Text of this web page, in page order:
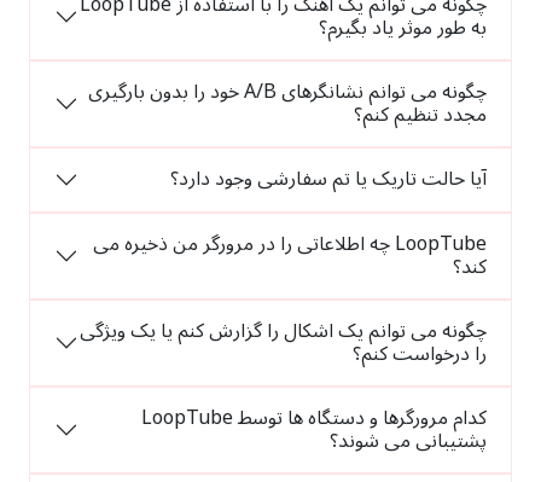
به طور موثر یاد بگیرم؟
چگونه می توانم نشانگرهای A/B خود را بدون بارگیری
مجدد تنظیم کنم؟
آیا حالت تاریک یا تم سفارشی وجود دارد؟
LoopTube چه اطلاعاتی را در مرورگر من ذخیره می
کند؟
چگونه می توانم یک اشکال را گزارش کنم یا یک ویژگی
را درخواست کنم؟
کدام مرورگرها و دستگاه ها توسط LoopTube
پشتیبانی می شوند؟